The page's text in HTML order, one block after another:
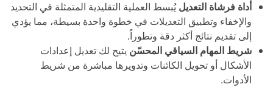
أداة فرشاة التعديليُبسط العملية التقليدية المتمثلة في التحديد
والإخفاء وتطبيق التعديلات في خطوة واحدة بسيطة، مما يؤدي
إلى تقديم نتائج أكثر دقة وتطوراً.
شريط المهام السياقي المحسّن يتيح لك تعديل إعدادات
الأشكال أو تحويل الكائنات وتدويرها مباشرة من شريط
الأدوات.